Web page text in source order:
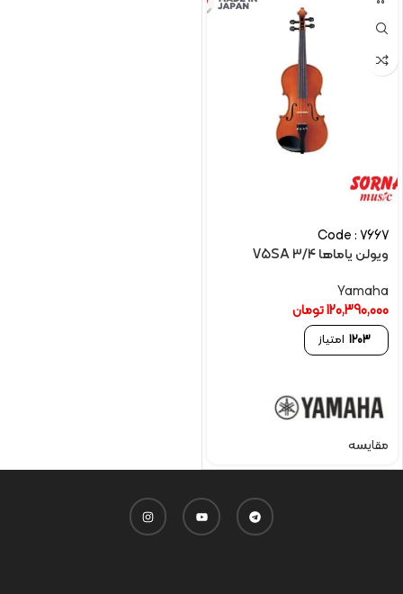
Code : 7667
ویولن یاماها V5SA 3/4
Yamaha
120,390,000تومان
1203 امتیاز
مقایسه